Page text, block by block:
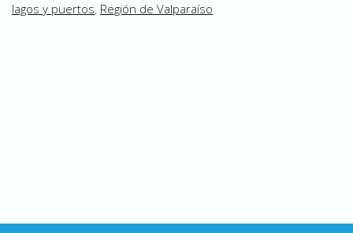
lagos y puertos, Región de Valparaíso